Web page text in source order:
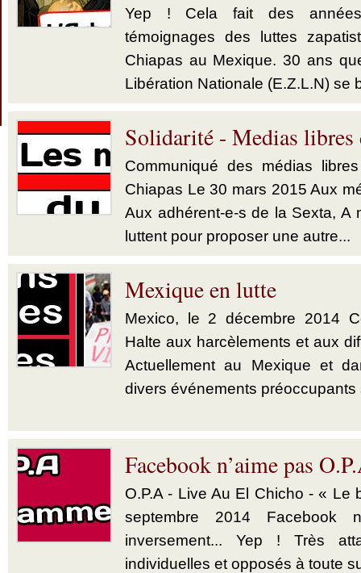
Yep ! Cela fait des années
témoignages des luttes
Chiapas au Mexique. 30 ans
Libération Nationale (E.Z.L.N) se
Solidarité - Medias libres
Communiqué des médias
Chiapas Le 30 mars 2015 Aux
Aux adhérent-e-s de la Sexta, A
luttent pour proposer une autre...
Mexique en lutte
Mexico, le 2 décembre 2014
Halte aux harcèlements et aux
Actuellement au Mexique et
divers événements préoccupants
Facebook n’aime pas
O.P.A - Live Au El Chicho - « Le
septembre 2014 Facebook
inversement... Yep ! Très
individuelles et opposés à toute